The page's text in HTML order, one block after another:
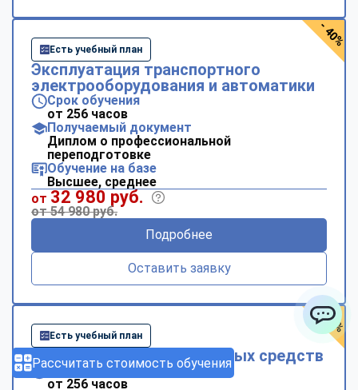
Рассчитать стоимость обучения
Есть учебный план
Эксплуатация транспортного
электрооборудования и автоматики
Срок обучения
от 256 часов
Получаемый документ
Диплом о профессиональной
переподготовке
Обучение на базе
Высшее, среднее
от 32 980 руб.
от 54 980 руб.
Подробнее
Оставить заявку
- 40%
Есть учебный план
Эксплуатация транспортных средств
Срок обучения
от 256 часов
- 40%